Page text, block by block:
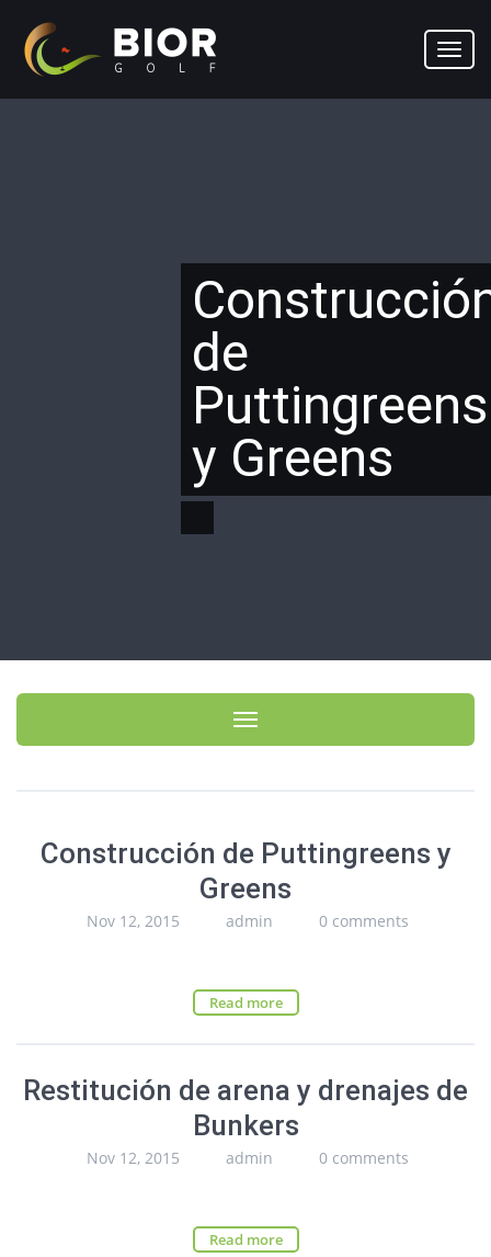
de
Puttingreens
y Greens
Toggle navigation
Construcción de Puttingreens y
Greens
Nov 12, 2015 admin 0 comments
Read more
Restitución de arena y drenajes de
Bunkers
Nov 12, 2015 admin 0 comments
Read more